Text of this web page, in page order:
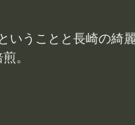
いうことと長崎の綺
。